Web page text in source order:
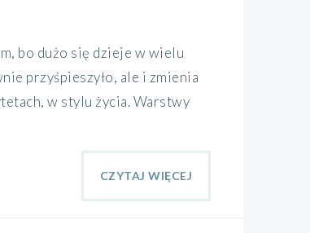
bo dużo się dzieje w wielu
przyśpieszyło, ale i zmienia
w stylu życia. Warstwy
CZYTAJ WIĘCEJ